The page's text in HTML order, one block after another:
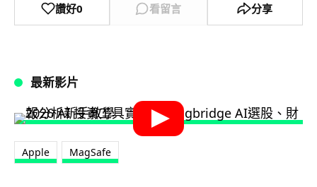
讚好0 看留言 分享
最新影片
Apple MagSafe